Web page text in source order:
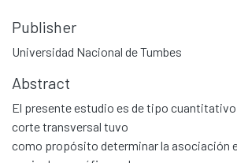
Publisher
Universidad Nacional de Tumbes
Abstract
El presente estudio es de tipo
corte transversal tuvo
como propósito determinar la asociación